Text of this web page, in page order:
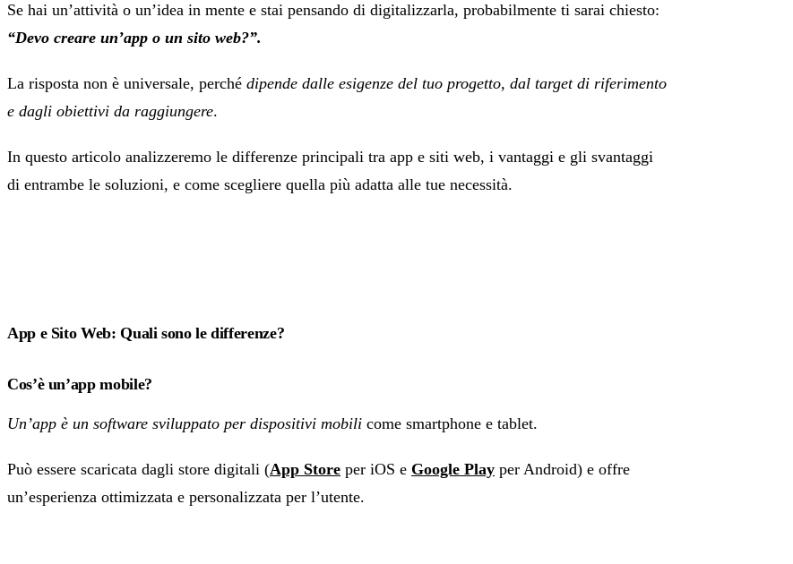
Se hai un’attività o un’idea in mente e stai pensando di digitalizzarla, probabilmente ti sarai chiesto:
“Devo creare un’app o un sito web?”.
La risposta non è universale, perché dipende dalle esigenze del tuo progetto, dal target di riferimento
e dagli obiettivi da raggiungere.
In questo articolo analizzeremo le differenze principali tra app e siti web, i vantaggi e gli svantaggi
di entrambe le soluzioni, e come scegliere quella più adatta alle tue necessità.
App e Sito Web: Quali sono le differenze?
Cos’è un’app mobile?
Un’app è un software sviluppato per dispositivi mobili come smartphone e tablet.
Può essere scaricata dagli store digitali (App Store per iOS e Google Play per Android) e offre
un’esperienza ottimizzata e personalizzata per l’utente.